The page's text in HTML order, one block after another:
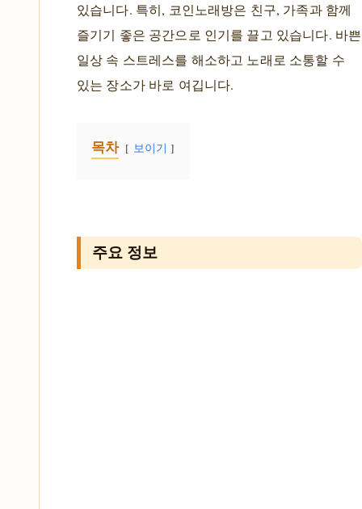
있습니다. 특히, 코인노래방은 친구, 가족과 함께
즐기기 좋은 공간으로 인기를 끌고 있습니다. 바쁜
일상 속 스트레스를 해소하고 노래로 소통할 수
있는 장소가 바로 여깁니다.
목차 보이기
주요 정보